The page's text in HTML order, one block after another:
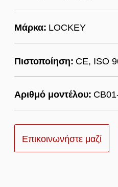
Μάρκα: LOCKEY
Πιστοποίηση: CE, ISO
Αριθμό μοντέλου:
Επικοινωνήστε μαζί